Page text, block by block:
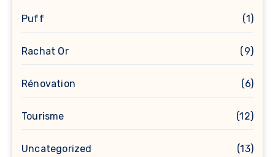
Puff (1)
Rachat Or (9)
Rénovation (6)
Tourisme (12)
Uncategorized (13)